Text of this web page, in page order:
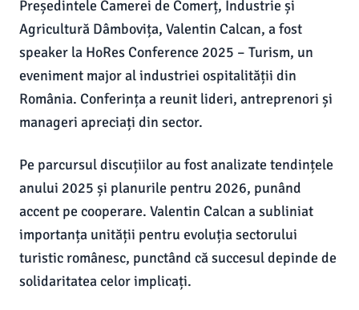
Președintele Camerei de Comerț, Industrie și
Agricultură Dâmbovița, Valentin Calcan, a fost
speaker la HoRes Conference 2025 – Turism, un
eveniment major al industriei ospitalității din
România. Conferința a reunit lideri, antreprenori și
manageri apreciați din sector.
Pe parcursul discuțiilor au fost analizate tendințele
anului 2025 și planurile pentru 2026, punând
accent pe cooperare. Valentin Calcan a subliniat
importanța unității pentru evoluția sectorului
turistic românesc, punctând că succesul depinde de
solidaritatea celor implicați.